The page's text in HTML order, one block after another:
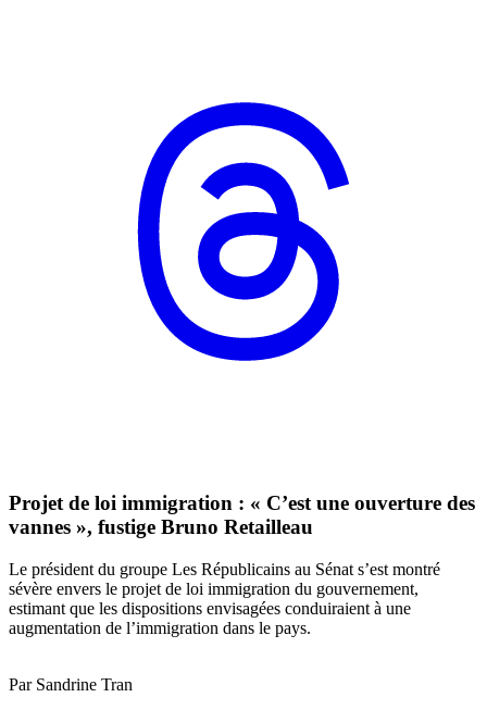
Projet de loi immigration : « C’est une ouverture des
vannes », fustige Bruno Retailleau
Le président du groupe Les Républicains au Sénat s’est montré
sévère envers le projet de loi immigration du gouvernement,
estimant que les dispositions envisagées conduiraient à une
augmentation de l’immigration dans le pays.
Par Sandrine Tran